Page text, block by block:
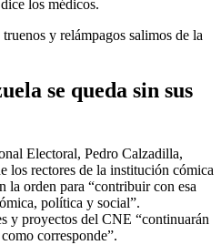
los médicos.
y relámpagos salimos de la
se queda sin sus
Electoral, Pedro Calzadilla,
los rectores de la institución cómica
la orden para “contribuir con esa
política y social”.
y proyectos del CNE “continuarán
corresponde”.